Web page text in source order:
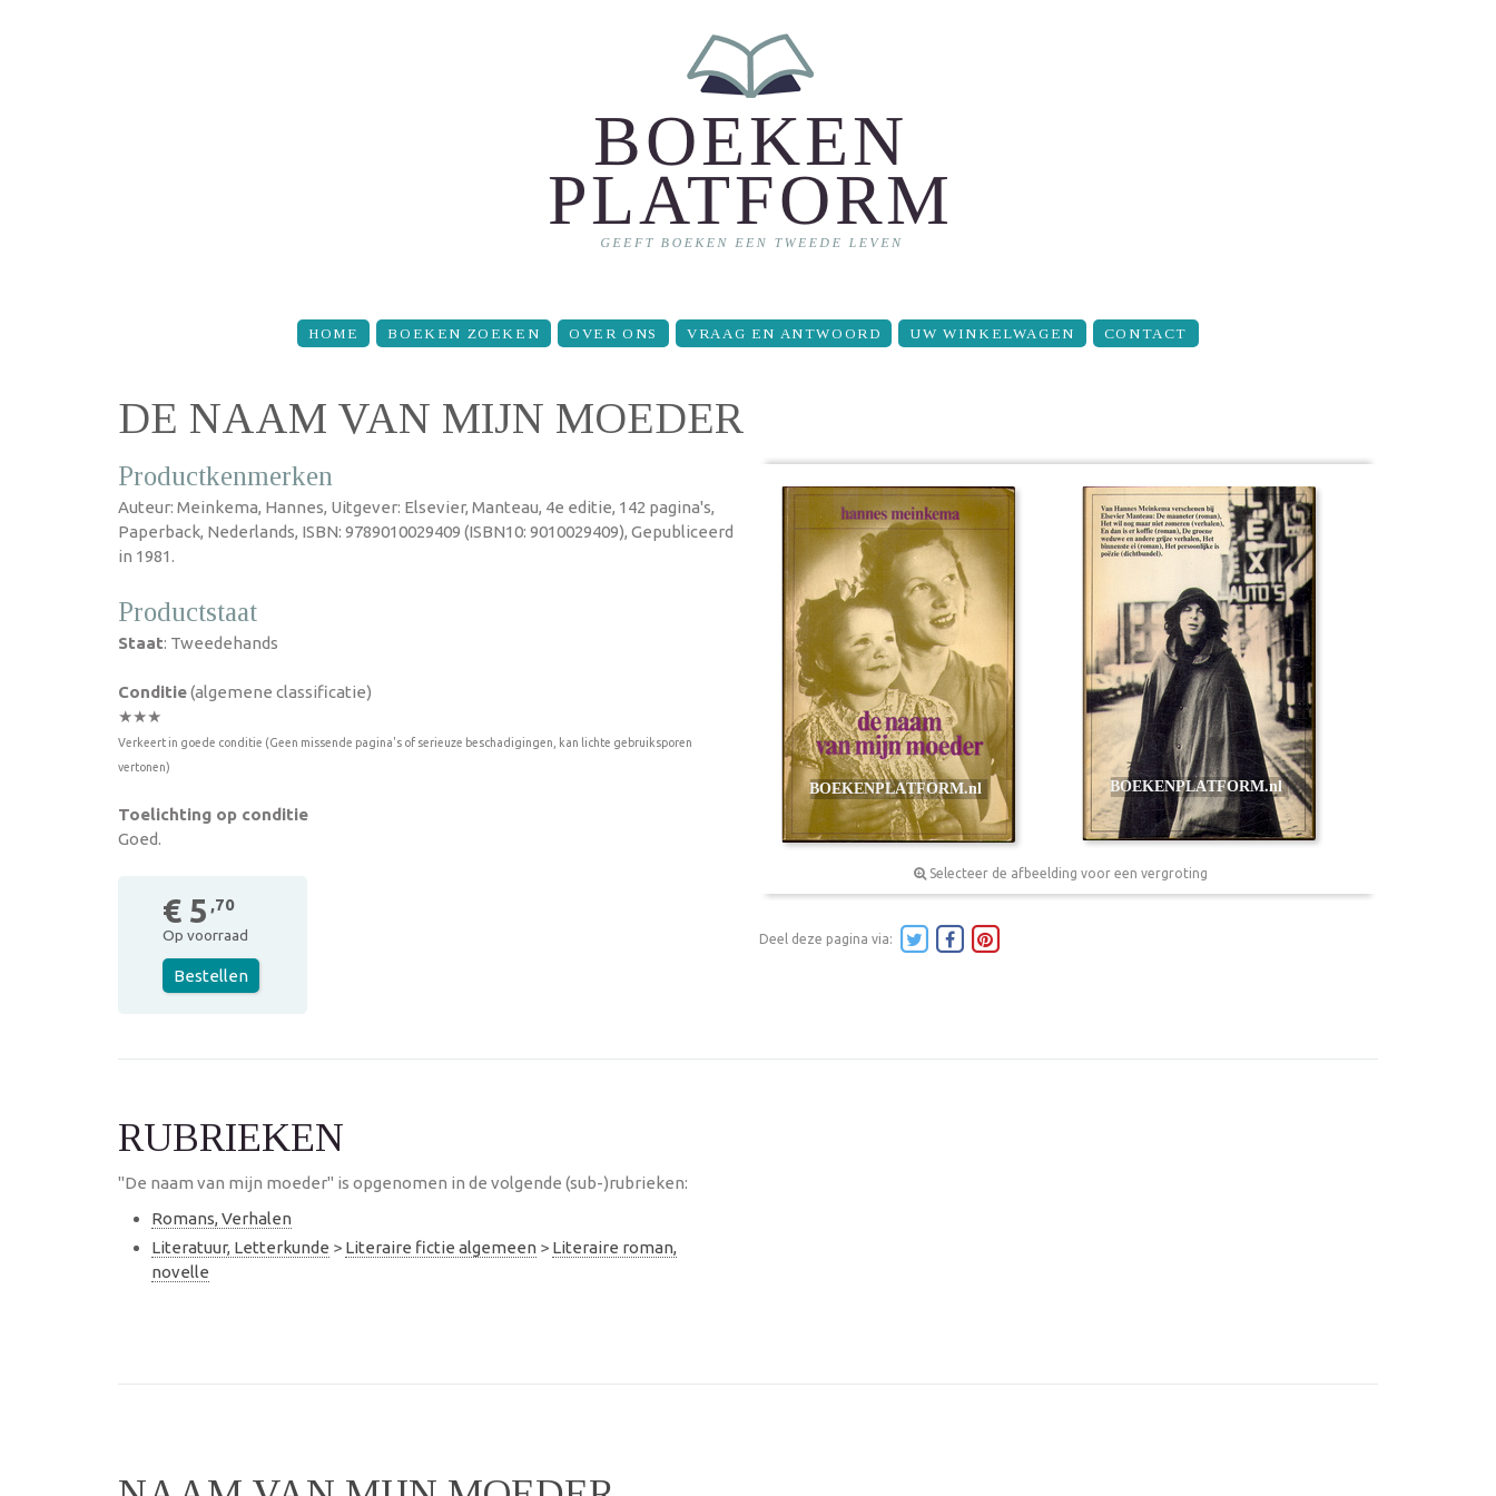
HOME BOEKEN ZOEKEN OVER ONS VRAAG EN ANTWOORD UW WINKELWAGEN CONTACT
DE NAAM VAN MIJN MOEDER
Productkenmerken
Auteur: Meinkema, Hannes, Uitgever: Elsevier, Manteau, 4e editie, 142 pagina's,
Paperback, Nederlands, ISBN: 9789010029409 (ISBN10: 9010029409), Gepubliceerd
in 1981.
Productstaat
Staat: Tweedehands
Conditie(algemene classificatie)
★★★
Verkeert in goede conditie (Geen missende pagina's of serieuze beschadigingen, kan lichte gebruiksporen
vertonen)
Toelichting op conditie
Goed.
€ 5 ,70
Op voorraad
Bestellen
Selecteer de afbeelding voor een vergroting
Deel deze pagina via:
RUBRIEKEN
"De naam van mijn moeder" is opgenomen in de volgende (sub-)rubrieken:
Romans, Verhalen
Literatuur, Letterkunde > Literaire fictie algemeen > Literaire roman,
novelle